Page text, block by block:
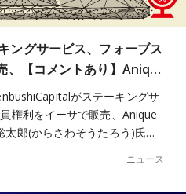
ングサービス、フォーブス
、【コメントあり】Aniq…
がステーキングサ
権利をイーサで販売、Anique
郎(からさわそうたろう)氏…
ニュース